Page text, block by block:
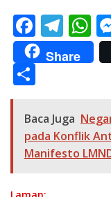
F
ac
e
o
o
k
T
el
e
a
m
W
h
at
A
p
p
Share
ar
e
Baca Juga
pada Konflik
Manifesto